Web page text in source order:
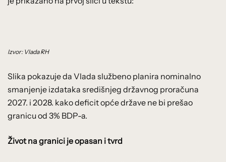
Izvor: Vlada RH
Slika pokazuje da Vlada službeno planira nominalno
smanjenje izdataka središnjeg državnog proračuna
2027. i 2028. kako deficit opće države ne bi prešao
granicu od 3% BDP-a.
Život na granici je opasan i tvrd